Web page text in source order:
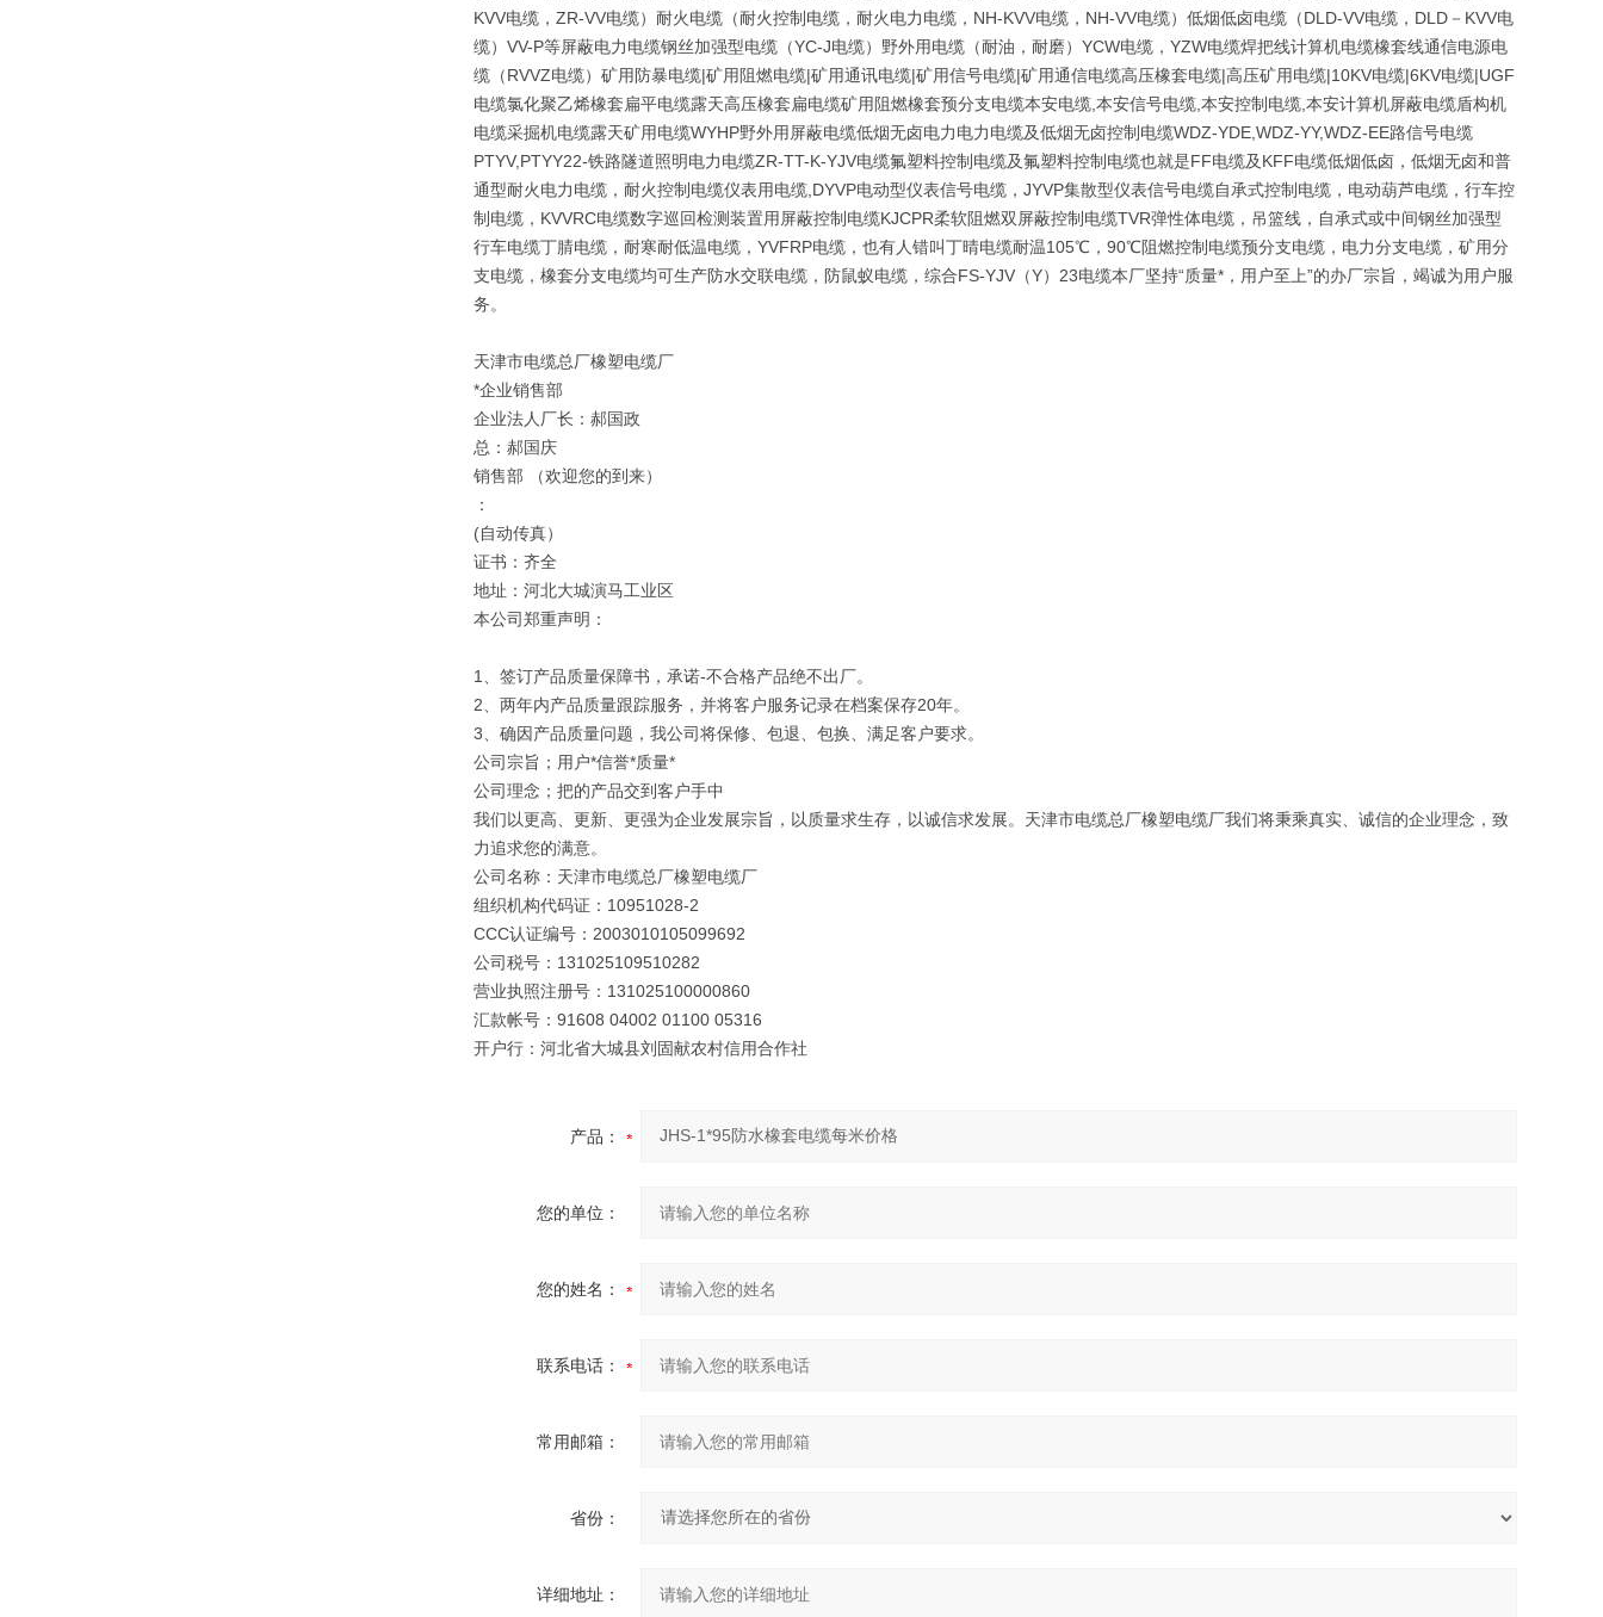
KVV电缆，ZR-VV电缆）耐火电缆（耐火控制电缆，耐火电力电缆，NH-KVV电缆，NH-VV电缆）低烟低卤电缆（DLD-VV电缆，DLD－KVV电
缆）VV-P等屏蔽电力电缆钢丝加强型电缆（YC-J电缆）野外用电缆（耐油，耐磨）YCW电缆，YZW电缆焊把线计算机电缆橡套线通信电源电
缆（RVVZ电缆）矿用防暴电缆|矿用阻燃电缆|矿用通讯电缆|矿用信号电缆|矿用通信电缆高压橡套电缆|高压矿用电缆|10KV电缆|6KV电缆|UGF
电缆氯化聚乙烯橡套扁平电缆露天高压橡套扁电缆矿用阻燃橡套预分支电缆本安电缆,本安信号电缆,本安控制电缆,本安计算机屏蔽电缆盾构机
电缆采掘机电缆露天矿用电缆WYHP野外用屏蔽电缆低烟无卤电力电力电缆及低烟无卤控制电缆WDZ-YDE,WDZ-YY,WDZ-EE路信号电缆
PTYV,PTYY22-铁路隧道照明电力电缆ZR-TT-K-YJV电缆氟塑料控制电缆及氟塑料控制电缆也就是FF电缆及KFF电缆低烟低卤，低烟无卤和普
通型耐火电力电缆，耐火控制电缆仪表用电缆,DYVP电动型仪表信号电缆，JYVP集散型仪表信号电缆自承式控制电缆，电动葫芦电缆，行车控
制电缆，KVVRC电缆数字巡回检测装置用屏蔽控制电缆KJCPR柔软阻燃双屏蔽控制电缆TVR弹性体电缆，吊篮线，自承式或中间钢丝加强型
行车电缆丁腈电缆，耐寒耐低温电缆，YVFRP电缆，也有人错叫丁晴电缆耐温105℃，90℃阻燃控制电缆预分支电缆，电力分支电缆，矿用分
支电缆，橡套分支电缆均可生产防水交联电缆，防鼠蚁电缆，综合FS-YJV（Y）23电缆本厂坚持“质量*，用户至上”的办厂宗旨，竭诚为用户服
务。
天津市电缆总厂橡塑电缆厂
*企业销售部
企业法人厂长：郝国政
总：郝国庆
销售部 （欢迎您的到来）
：
(自动传真）
证书：齐全
地址：河北大城演马工业区
本公司郑重声明：
1、签订产品质量保障书，承诺-不合格产品绝不出厂。
2、两年内产品质量跟踪服务，并将客户服务记录在档案保存20年。
3、确因产品质量问题，我公司将保修、包退、包换、满足客户要求。
公司宗旨；用户*信誉*质量*
公司理念；把的产品交到客户手中
我们以更高、更新、更强为企业发展宗旨，以质量求生存，以诚信求发展。天津市电缆总厂橡塑电缆厂我们将秉乘真实、诚信的企业理念，致
力追求您的满意。
公司名称：天津市电缆总厂橡塑电缆厂
组织机构代码证：10951028-2
CCC认证编号：2003010105099692
公司税号：131025109510282
营业执照注册号：131025100000860
汇款帐号：91608 04002 01100 05316
开户行：河北省大城县刘固献农村信用合作社
产品：
您的单位：
您的姓名：
联系电话：
常用邮箱：
省份：
详细地址：